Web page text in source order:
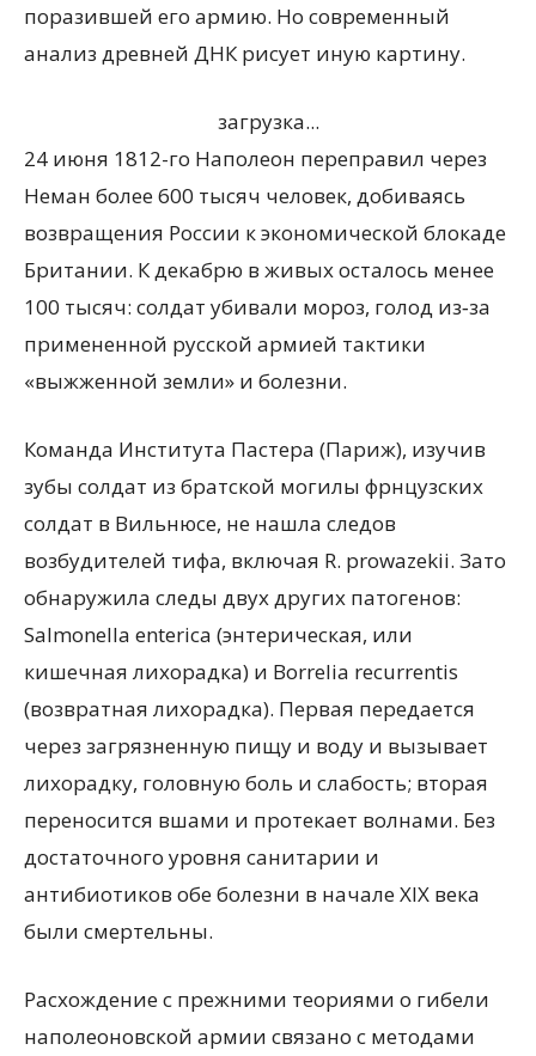
поразившей его армию. Но современный
анализ древней ДНК рисует иную картину.
загрузка...
24 июня 1812-го Наполеон переправил через
Неман более 600 тысяч человек, добиваясь
возвращения России к экономической блокаде
Британии. К декабрю в живых осталось менее
100 тысяч: солдат убивали мороз, голод из‑за
примененной русской армией тактики
«выжженной земли» и болезни.
Команда Института Пастера (Париж), изучив
зубы солдат из братской могилы фрнцузских
солдат в Вильнюсе, не нашла следов
возбудителей тифа, включая R. prowazekii. Зато
обнаружила следы двух других патогенов:
Salmonella enterica (энтерическая, или
кишечная лихорадка) и Borrelia recurrentis
(возвратная лихорадка). Первая передается
через загрязненную пищу и воду и вызывает
лихорадку, головную боль и слабость; вторая
переносится вшами и протекает волнами. Без
достаточного уровня санитарии и
антибиотиков обе болезни в начале XIX века
были смертельны.
Расхождение с прежними теориями о гибели
наполеоновской армии связано с методами